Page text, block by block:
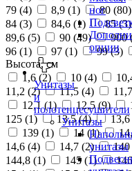
ног
опции
Унитазы
и
полотенцесушители
Унитазы
унитазы
79 (4) 8,9 (1) 80 (80)
84 (3) 84,6 (1) 85 (3
89,6 (5) 90 (49) 900
96 (1) 97 (1) 99 (3)
Высота, см
1,6 (2) 10 (4)
11,2 (2) 11,5 (4)
12,1 (1) 12,5 (9)
125 (1) 13,5 (4)
139 (1) 14 (1)
14,6 (4) 14,7 (2) 140
144,8 (1) 145 (1)